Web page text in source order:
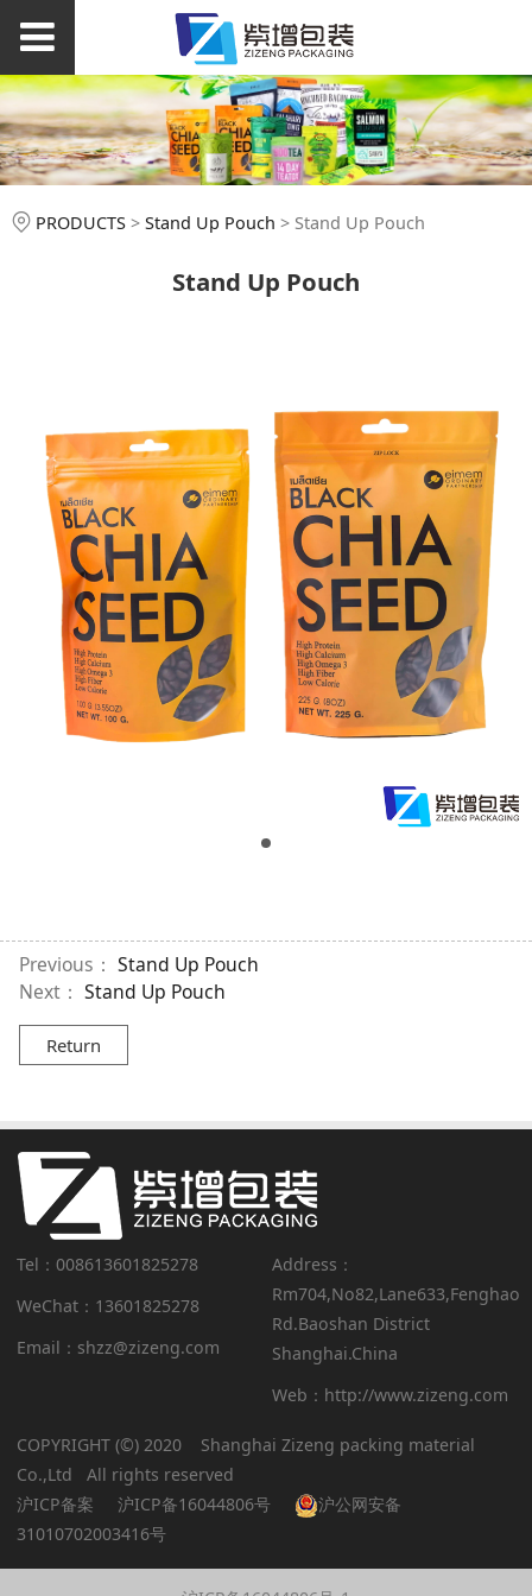
Stand Up Pouch
PRODUCTS > Stand Up Pouch > Stand Up Pouch
Stand Up Pouch
Previous： Stand Up Pouch
Next： Stand Up Pouch
Return
Tel：008613601825278
WeChat：13601825278
Email：shzz@zizeng.com
Address：
Rm704,No82,Lane633,Fenghao
Rd.Baoshan District
Shanghai.China
Web：http://www.zizeng.com
COPYRIGHT (©) 2020 Shanghai Zizeng packing material
Co.,Ltd All rights reserved
沪ICP备案
沪ICP备16044806号
沪公网安备
31010702003416号